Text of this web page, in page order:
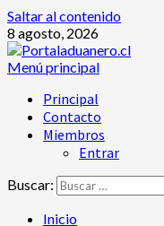
Saltar al contenido
8 agosto, 2026
Menú principal
Principal
Contacto
Miembros
Entrar
Buscar:
Inicio